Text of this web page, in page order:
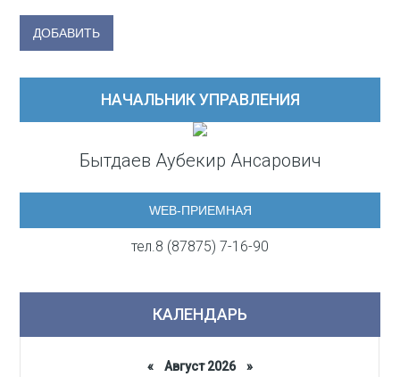
НАЧАЛЬНИК УПРАВЛЕНИЯ
Бытдаев Аубекир Ансарович
WEB-ПРИЕМНАЯ
тел.8 (87875) 7-16-90
КАЛЕНДАРЬ
«Август 2026 »